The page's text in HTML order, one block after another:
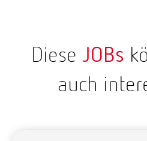
Diese JOBs
auch